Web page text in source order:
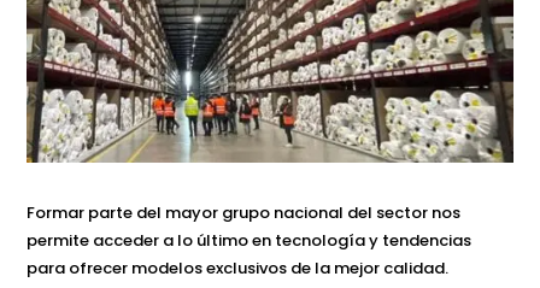
Formar parte del mayor grupo nacional del sector nos
permite acceder a lo último en tecnología y tendencias
para ofrecer modelos exclusivos de la mejor calidad.